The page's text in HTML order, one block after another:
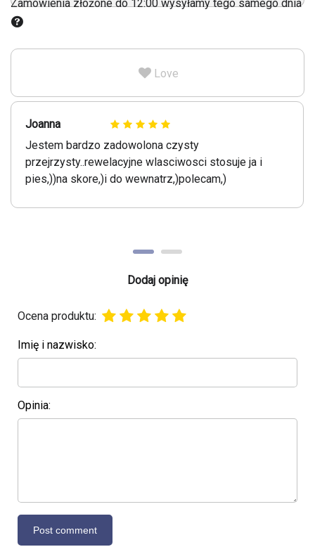
Zamówienia złożone do 12:00 wysyłamy tego samego dnia
Love
Joanna
Jestem bardzo zadowolona czysty
przejrzysty..rewelacyjne wlasciwosci stosuje ja i
pies,))na skore,)i do wewnatrz,)polecam,)
Dodaj opinię
Ocena produktu:
Imię i nazwisko:
Opinia: